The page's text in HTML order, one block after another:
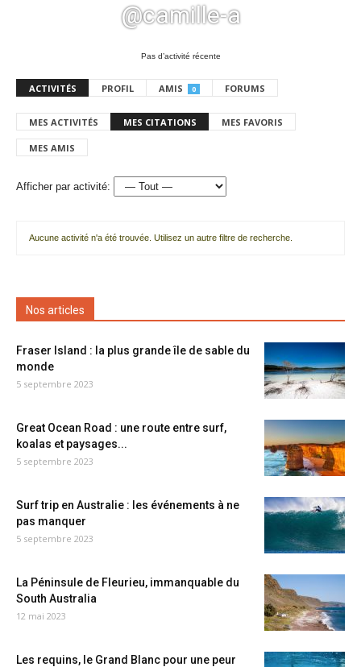
@camille-a
Pas d’activité récente
ACTIVITÉS PROFIL AMIS 0 FORUMS
MES ACTIVITÉS MES CITATIONS MES FAVORIS
MES AMIS
Afficher par activité:
Aucune activité n'a été trouvée. Utilisez un autre filtre de recherche.
Nos articles
Fraser Island : la plus grande île de sable du
monde
5 septembre 2023
Great Ocean Road : une route entre surf,
koalas et paysages...
5 septembre 2023
Surf trip en Australie : les événements à ne
pas manquer
5 septembre 2023
La Péninsule de Fleurieu, immanquable du
South Australia
12 mai 2023
Les requins, le Grand Blanc pour une peur